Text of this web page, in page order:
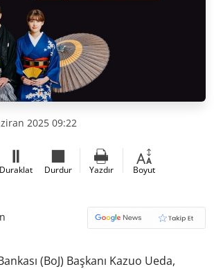
2025 09:22
Duraklat Durdur Yazdır Boyut
(BoJ) Başkanı Kazuo Ueda,